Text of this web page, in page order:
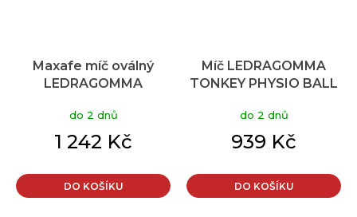
Maxafe míč oválný
LEDRAGOMMA
85x125 cm šedá
do 2 dnů
1 242 Kč
DO KOŠÍKU
Míč LEDRAGOMMA
TONKEY PHYSIO BALL
červená
do 2 dnů
939 Kč
DO KOŠÍKU